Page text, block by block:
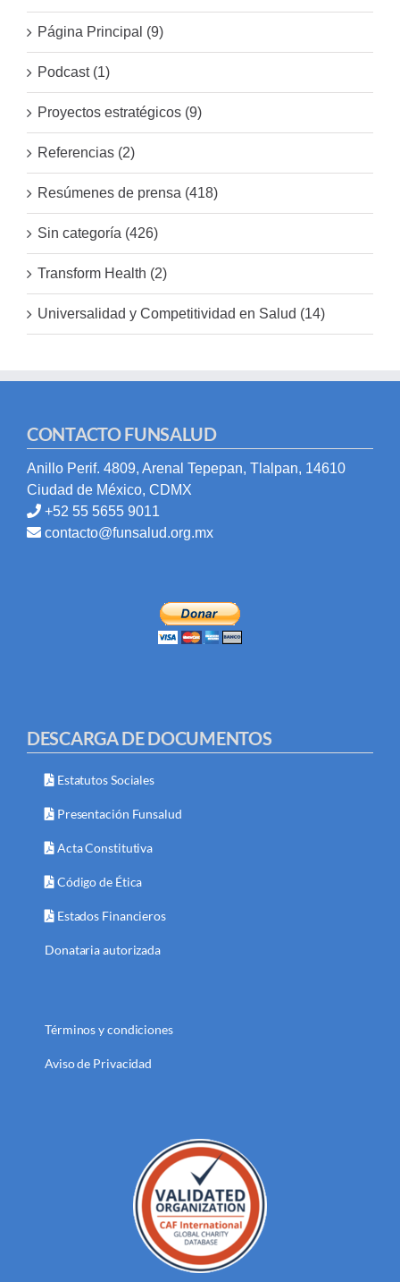
Página Principal (9)
Podcast (1)
Proyectos estratégicos (9)
Referencias (2)
Resúmenes de prensa (418)
Sin categoría (426)
Transform Health (2)
Universalidad y Competitividad en Salud (14)
CONTACTO FUNSALUD
Anillo Perif. 4809, Arenal Tepepan, Tlalpan, 14610
Ciudad de México, CDMX
+52 55 5655 9011
contacto@funsalud.org.mx
DESCARGA DE DOCUMENTOS
Estatutos Sociales
Presentación Funsalud
Acta Constitutiva
Código de Ética
Estados Financieros
Donataria autorizada
Términos y condiciones
Aviso de Privacidad